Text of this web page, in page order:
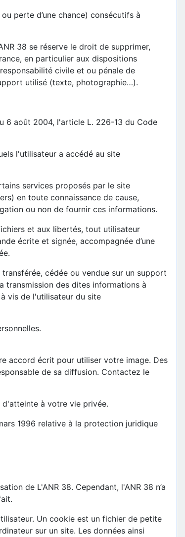
perte d’une chance) consécutifs à
38 se réserve le droit de supprimer,
en particulier aux dispositions
civile et ou pénale de
utilisé (texte, photographie…).
6 août 2004, l'article L. 226-13 du Code
l'utilisateur a accédé au site
services proposés par le site
en toute connaissance de cause,
ou non de fournir ces informations.
et aux libertés, tout utilisateur
écrite et signée, accompagnée d’une
cédée ou vendue sur un support
transmission des dites informations à
vis de l'utilisateur du site
accord écrit pour utiliser votre image. Des
de sa diffusion. Contactez le
à votre vie privée.
1996 relative à la protection juridique
de L'ANR 38. Cependant, l'ANR 38 n’a
Un cookie est un fichier de petite
sur un site. Les données ainsi